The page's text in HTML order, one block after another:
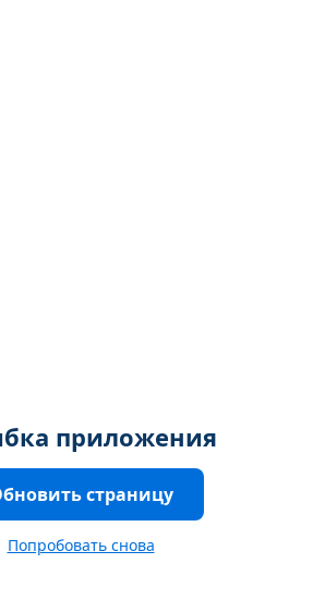
приложения
страницу
Попробовать снова